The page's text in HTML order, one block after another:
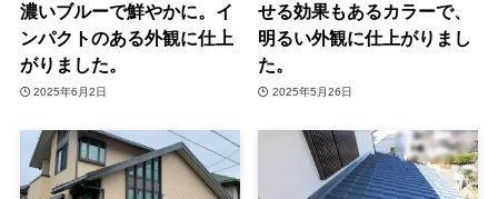
濃いブルーで鮮やかに。イ
ンパクトのある外観に仕上
がりました。
2025年6月2日
せる効果もあるカラーで、
明るい外観に仕上がりまし
た。
2025年5月26日